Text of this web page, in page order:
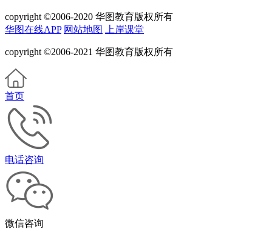
copyright ©2006-2020 华图教育版权所有
华图在线APP 网站地图 上岸课堂
copyright ©2006-2021 华图教育版权所有
首页
电话咨询
微信咨询